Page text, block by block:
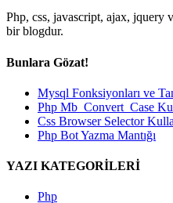
Php, css, javascript, ajax, jquery
bir blogdur.
Bunlara Gözat!
Mysql Fonksiyonları ve
Php Mb_Convert_Case
Css Browser Selector
Php Bot Yazma Mantığı
YAZI KATEGORİLERİ
Php